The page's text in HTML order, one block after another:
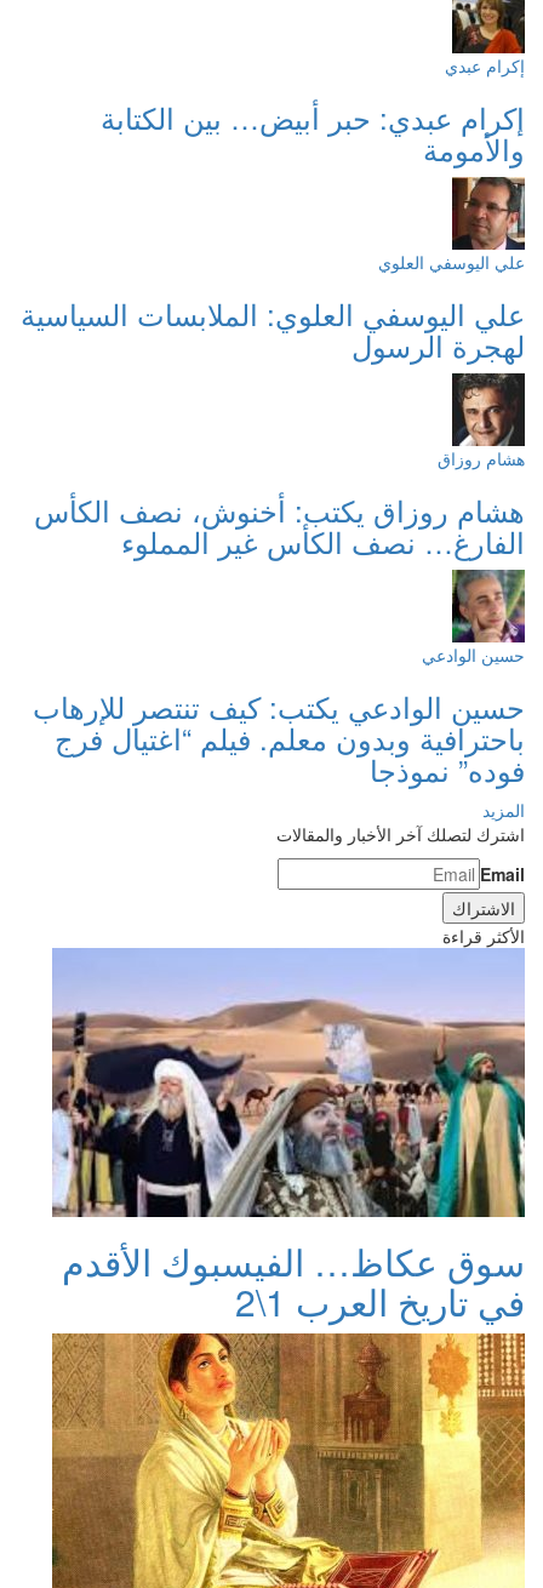
إكرام عبدي
إكرام عبدي: حبر أبيض… بين الكتابة
والأمومة
علي اليوسفي العلوي
علي اليوسفي العلوي: الملابسات السياسية
لهجرة الرسول
هشام روزاق
هشام روزاق يكتب: أخنوش، نصف الكأس
الفارغ… نصف الكأس غير المملوء
حسين الوادعي
حسين الوادعي يكتب: كيف تنتصر للإرهاب
باحترافية وبدون معلم. فيلم “اغتيال فرج
فوده” نموذجا
المزيد
اشترك لتصلك آخر الأخبار والمقالات
Email
الأكثر قراءة
سوق عكاظ… الفيسبوك الأقدم
في تاريخ العرب 1\2